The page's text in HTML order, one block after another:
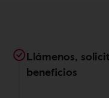
Llámenos,
beneficios